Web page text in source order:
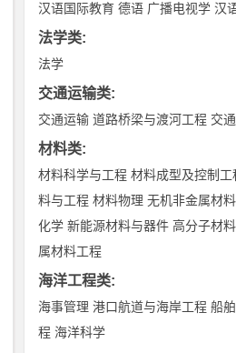
汉语国际教育 德语 广播电视学 汉
法学类:
法学
交通运输类:
交通运输 道路桥梁与渡河工程 交
材料类:
材料科学与工程 材料成型及控制工
料与工程 材料物理 无机非金属材
化学 新能源材料与器件 高分子材
属材料工程
海洋工程类:
海事管理 港口航道与海岸工程 船
程 海洋科学